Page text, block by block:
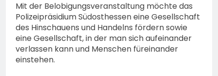
Mit der Belobigungsveranstaltung möchte das
Polizeipräsidium Südosthessen eine Gesellschaft
des Hinschauens und Handelns fördern sowie
eine Gesellschaft, in der man sich aufeinander
verlassen kann und Menschen füreinander
einstehen.